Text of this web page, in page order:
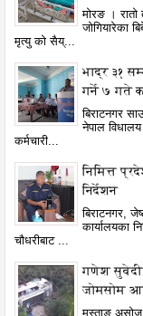
मोरङ ।
जोगियारेका
मृत्यु को सैय्...
भाद्र ३१
गर्ने ७ गते
बिराटनगर
नेपाल विधालय
कर्मचारी...
निमित्त
निर्देशन
बिराटनगर,
कार्यालयका
चौधरीबाट ...
गणेश सुवेदी
जोमसोम
मुस्ताङ,असोज